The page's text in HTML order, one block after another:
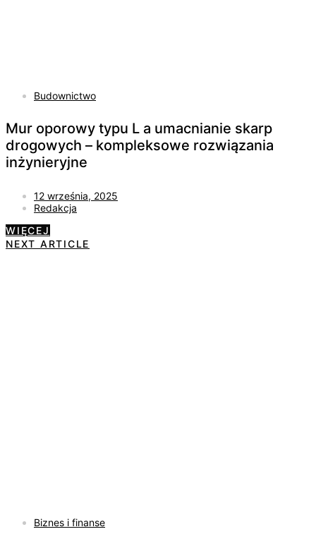
Budownictwo
Mur oporowy typu L a umacnianie skarp
drogowych – kompleksowe rozwiązania
inżynieryjne
12 września, 2025
Redakcja
WIĘCEJ
NEXT ARTICLE
Biznes i finanse